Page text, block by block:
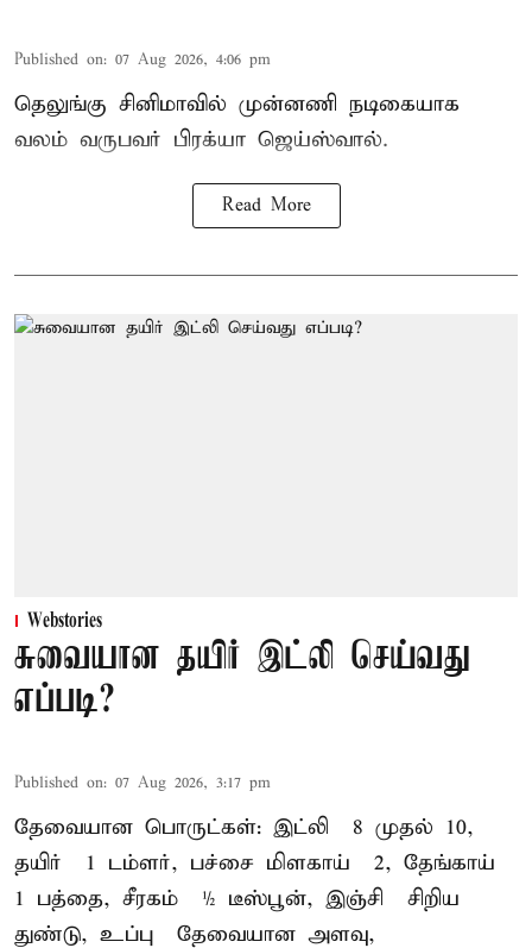
Published on: 07 Aug 2026, 4:06 pm
தெலுங்கு சினிமாவில் முன்னணி நடிகையாக
வலம் வருபவர் பிரக்யா ஜெய்ஸ்வால்.
Read More
Webstories
சுவையான தயிர் இட்லி செய்வது
எப்படி?
Published on: 07 Aug 2026, 3:17 pm
தேவையான பொருட்கள்: இட்லி – 8 முதல் 10,
தயிர் – 1 டம்ளர், பச்சை மிளகாய் – 2, தேங்காய் –
1 பத்தை, சீரகம் – ½ டீஸ்பூன், இஞ்சி – சிறிய
துண்டு, உப்பு – தேவையான அளவு,